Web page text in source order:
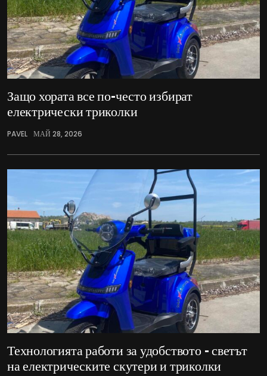
Защо хората все по-често избират
електрически триколки
PAVEL МАЙ 28, 2026
Технологията работи за удобството – светът
на електрическите скутери и триколки